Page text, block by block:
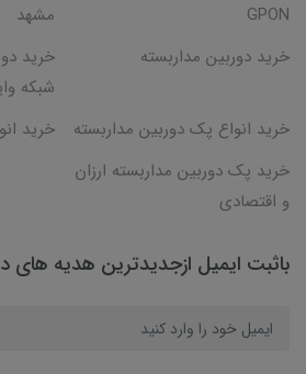
GPON
مشهد
خرید دوربین مداربسته
خرید
شبکه
خرید انواع پک دوربین مداربسته
خرید
خرید پک دوربین مداربسته ارزان
و اقتصادی
باثبت ایمیل ازجدیدترین هدیه های